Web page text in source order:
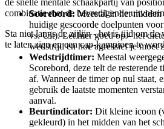
combinatie met de bevredigende
Sta niet langs de zijlijn - het is tijd om
te laten zien en een cap-kampioen te
Scorebord: Meestal in het
huidige gescoorde doelpunten
vs. Uit). Let hier goed op - het
wedstrijd en hoe agressief je moet
Wedstrijdtimer: Meestal
Scorebord, deze telt de
af. Wanneer de timer op nul staat,
gebruik de laatste momenten
aanval.
Beurtindicator: Dit kleine icoon
gekleurd) in het midden van het